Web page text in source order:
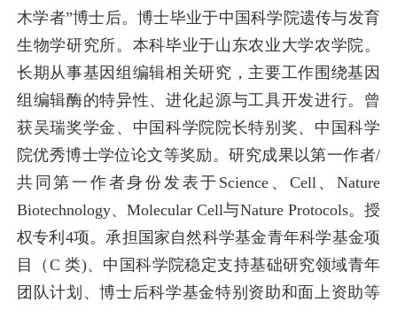
木学者”博士后。博士毕业于中国科学院遗传与发育
生物学研究所。本科毕业于山东农业大学农学院。
长期从事基因组编辑相关研究，主要工作围绕基因
组编辑酶的特异性、进化起源与工具开发进行。曾
获吴瑞奖学金、中国科学院院长特别奖、中国科学
院优秀博士学位论文等奖励。研究成果以第一作者/
共同第一作者身份发表于Science、Cell、Nature
Biotechnology、Molecular Cell与Nature Protocols。授
权专利4项。承担国家自然科学基金青年科学基金项
目（C 类)、中国科学院稳定支持基础研究领域青年
团队计划、博士后科学基金特别资助和面上资助等